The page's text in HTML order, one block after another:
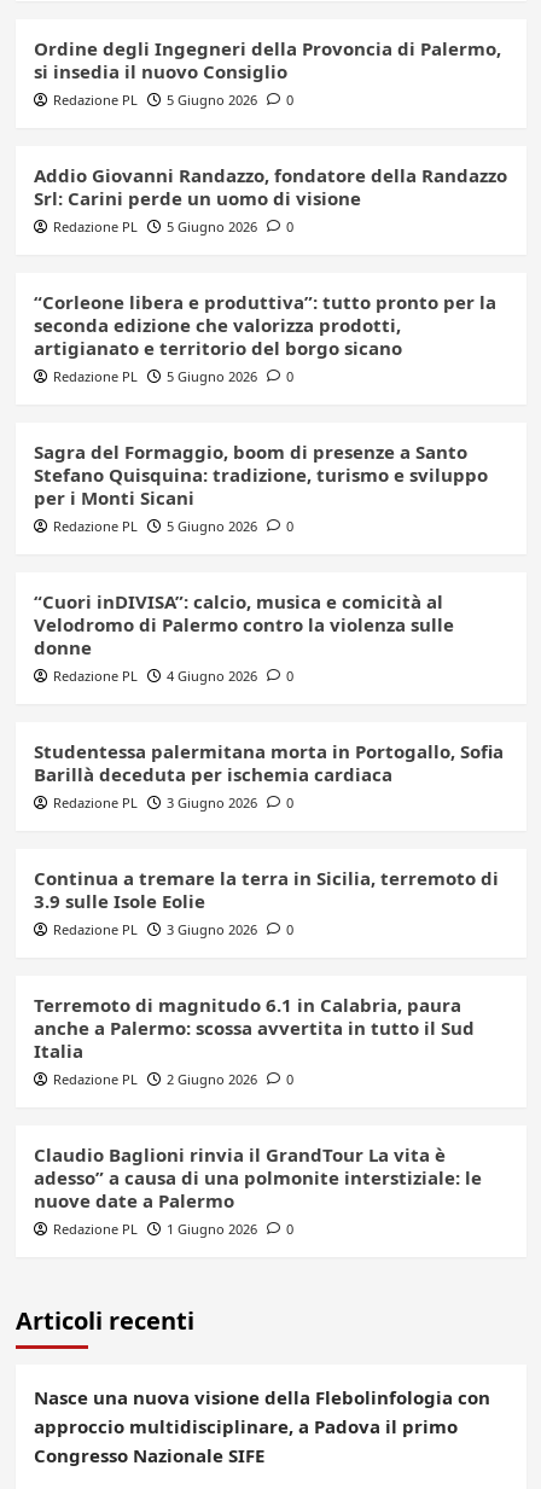
Ordine degli Ingegneri della Provoncia di Palermo,
si insedia il nuovo Consiglio
Redazione PL 5 Giugno 2026 0
Addio Giovanni Randazzo, fondatore della Randazzo
Srl: Carini perde un uomo di visione
Redazione PL 5 Giugno 2026 0
“Corleone libera e produttiva”: tutto pronto per la
seconda edizione che valorizza prodotti,
artigianato e territorio del borgo sicano
Redazione PL 5 Giugno 2026 0
Sagra del Formaggio, boom di presenze a Santo
Stefano Quisquina: tradizione, turismo e sviluppo
per i Monti Sicani
Redazione PL 5 Giugno 2026 0
“Cuori inDIVISA”: calcio, musica e comicità al
Velodromo di Palermo contro la violenza sulle
donne
Redazione PL 4 Giugno 2026 0
Studentessa palermitana morta in Portogallo, Sofia
Barillà deceduta per ischemia cardiaca
Redazione PL 3 Giugno 2026 0
Continua a tremare la terra in Sicilia, terremoto di
3.9 sulle Isole Eolie
Redazione PL 3 Giugno 2026 0
Terremoto di magnitudo 6.1 in Calabria, paura
anche a Palermo: scossa avvertita in tutto il Sud
Italia
Redazione PL 2 Giugno 2026 0
Claudio Baglioni rinvia il GrandTour La vita è
adesso” a causa di una polmonite interstiziale: le
nuove date a Palermo
Redazione PL 1 Giugno 2026 0
Articoli recenti
Nasce una nuova visione della Flebolinfologia con
approccio multidisciplinare, a Padova il primo
Congresso Nazionale SIFE